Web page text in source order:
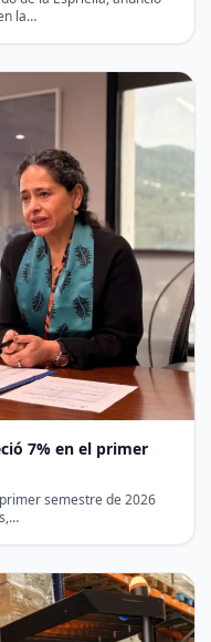
la…
7% en el primer
semestre de 2026